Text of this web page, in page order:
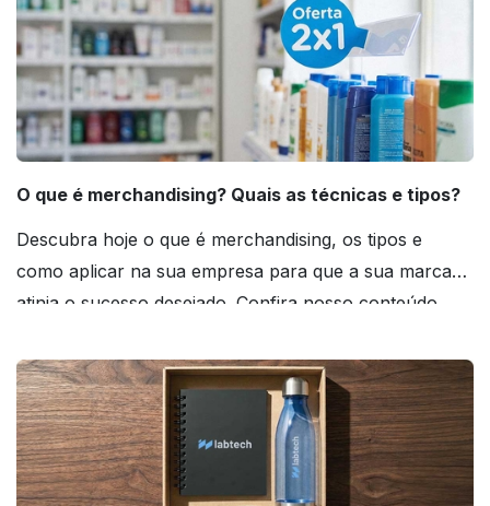
O que é merchandising? Quais as técnicas e tipos?
Descubra hoje o que é merchandising, os tipos e
como aplicar na sua empresa para que a sua marca
atinja o sucesso desejado. Confira nosso conteúdo